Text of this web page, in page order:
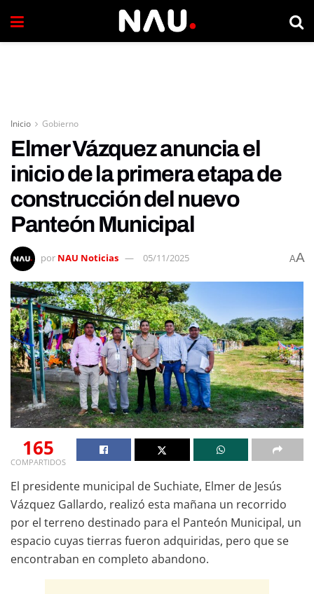
Inicio Gobierno
Elmer Vázquez anuncia el
inicio de la primera etapa de
construcción del nuevo
Panteón Municipal
por NAU Noticias 05/11/2025 AA
165
COMPARTIDOS
El presidente municipal de Suchiate, Elmer de Jesús
Vázquez Gallardo, realizó esta mañana un recorrido
por el terreno destinado para el Panteón Municipal, un
espacio cuyas tierras fueron adquiridas, pero que se
encontraban en completo abandono.